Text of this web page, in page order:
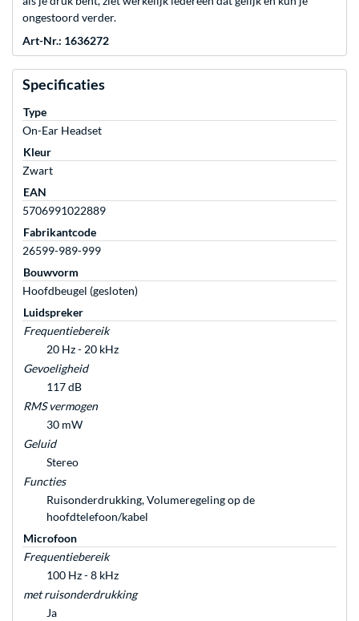
ongestoord verder.
Art-Nr.: 1636272
Specificaties
Type
On-Ear Headset
Kleur
Zwart
EAN
5706991022889
Fabrikantcode
26599-989-999
Bouwvorm
Hoofdbeugel (gesloten)
Luidspreker
Frequentiebereik
20 Hz - 20 kHz
Gevoeligheid
117 dB
RMS vermogen
30 mW
Geluid
Stereo
Functies
Ruisonderdrukking, Volumeregeling op de
hoofdtelefoon/kabel
Microfoon
Frequentiebereik
100 Hz - 8 kHz
met ruisonderdrukking
Ja